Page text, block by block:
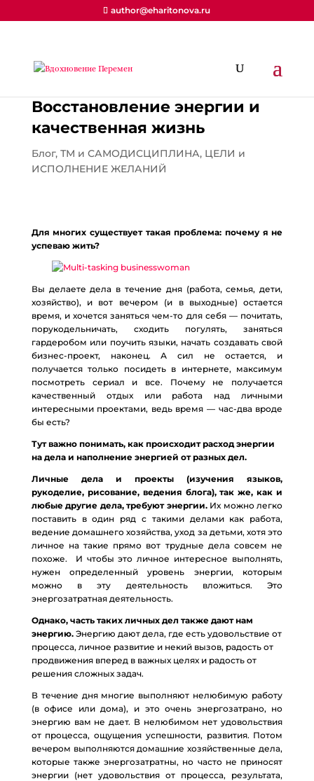
author@eharitonova.ru
Восстановление энергии и
качественная жизнь
Блог, ТМ и САМОДИСЦИПЛИНА, ЦЕЛИ и
ИСПОЛНЕНИЕ ЖЕЛАНИЙ
Для многих существует такая проблема: почему я не
успеваю жить?
Вы делаете дела в течение дня (работа, семья, дети,
хозяйство), и вот вечером (и в выходные) остается
время, и хочется заняться чем-то для себя — почитать,
порукодельничать, сходить погулять, заняться
гардеробом или поучить языки, начать создавать свой
бизнес-проект, наконец. А сил не остается, и
получается только посидеть в интернете, максимум
посмотреть сериал и все. Почему не получается
качественный отдых или работа над личными
интересными проектами, ведь время — час-два вроде
бы есть?
Тут важно понимать, как происходит расход энергии
на дела и наполнение энергией от разных дел.
Личные дела и проекты (изучения языков,
рукоделие, рисование, ведения блога), так же, как и
любые другие дела, требуют энергии.Их можно легко
поставить в один ряд с такими делами как работа,
ведение домашнего хозяйства, уход за детьми, хотя это
личное на такие прямо вот трудные дела совсем не
похоже. И чтобы это личное интересное выполнять,
нужен определенный уровень энергии, которым
можно в эту деятельность вложиться. Это
энергозатратная деятельность.
Однако, часть таких личных дел также дают нам
энергию.Энергию дают дела, где есть удовольствие от
процесса, личное развитие и некий вызов, радость от
продвижения вперед в важных целях и радость от
решения сложных задач.
В течение дня многие выполняют нелюбимую работу
(в офисе или дома), и это очень энергозатрано, но
энергию вам не дает. В нелюбимом нет удовольствия
от процесса, ощущения успешности, развития. Потом
вечером выполняются домашние хозяйственные дела,
которые также энергозатратны, но часто не приносят
энергии (нет удовольствия от процесса, результата,